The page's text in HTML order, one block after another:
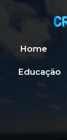
Home
Educação